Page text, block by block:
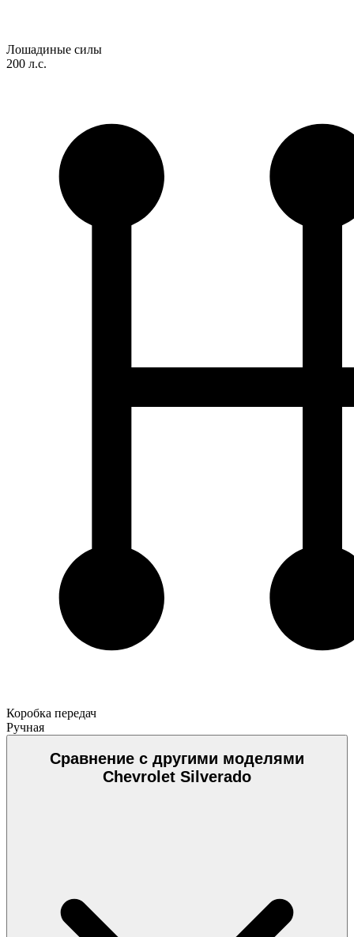
Лошадиные силы
200 л.с.
Коробка передач
Ручная
Сравнение с другими моделями
Chevrolet Silverado